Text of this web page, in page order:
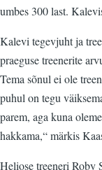
umbes 300 last.
Kalevi tegevjuht ja
praeguse treenerite
Tema sõnul ei ole
puhul on tegu
parem, aga kuna
hakkama,“ märkis
Heliose treeneri Roby